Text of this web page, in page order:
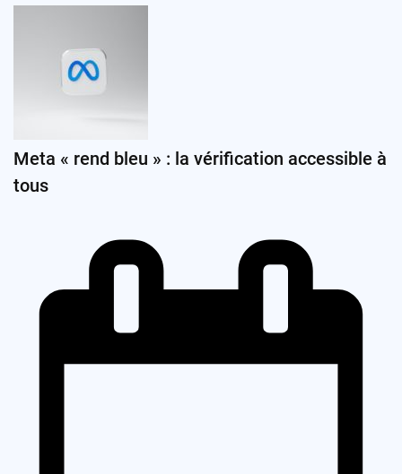
Meta « rend bleu » : la vérification accessible à
tous